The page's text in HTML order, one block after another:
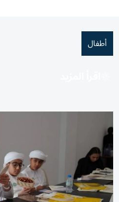
أطفال